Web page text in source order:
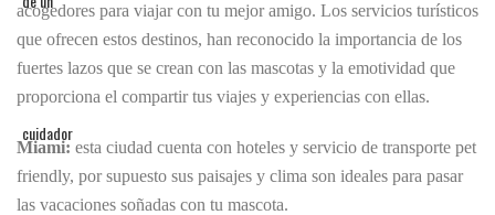
acogedores para viajar con tu mejor amigo. Los servicios turísticos
que ofrecen estos destinos, han reconocido la importancia de los
fuertes lazos que se crean con las mascotas y la emotividad que
proporciona el compartir tus viajes y experiencias con ellas.
Miami: esta ciudad cuenta con hoteles y servicio de transporte pet
friendly, por supuesto sus paisajes y clima son ideales para pasar
las vacaciones soñadas con tu mascota.